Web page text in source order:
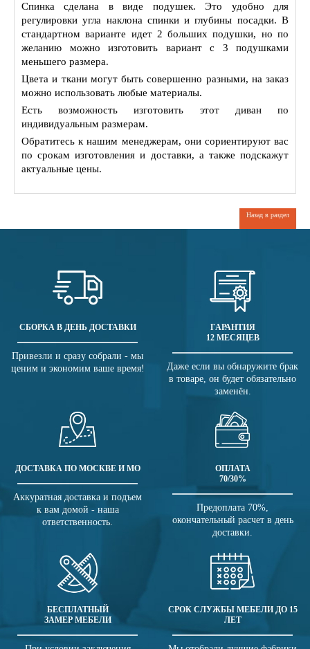
Спинка сделана в виде подушек. Это удобно для
регулировки угла наклона спинки и глубины посадки. В
стандартном варианте идет 2 больших подушки, но по
желанию можно изготовить вариант с 3 подушками
меньшего размера.
Цвета и ткани могут быть совершенно разными, на заказ
можно использовать любые материалы.
Есть возможность изготовить этот диван по
индивидуальным размерам.
Обратитесь к нашим менеджерам, они сориентируют вас
по срокам изготовления и доставки, а также подскажут
актуальные цены.
Назад в раздел
СБОРКА В ДЕНЬ ДОСТАВКИ
Привезли и сразу собрали - мы
ценим и экономим ваше время!
ГАРАНТИЯ
12 МЕСЯЦЕВ
Даже если вы обнаружите брак
в товаре, он будет обязательно
заменён.
ДОСТАВКА ПО МОСКВЕ И МО
Аккуратная доставка и подъем
к вам домой - наша
ответственность.
ОПЛАТА
70/30%
Предоплата 70%,
окончательный расчет в день
доставки.
БЕСПЛАТНЫЙ
ЗАМЕР МЕБЕЛИ
СРОК СЛУЖБЫ МЕБЕЛИ ДО 15
ЛЕТ